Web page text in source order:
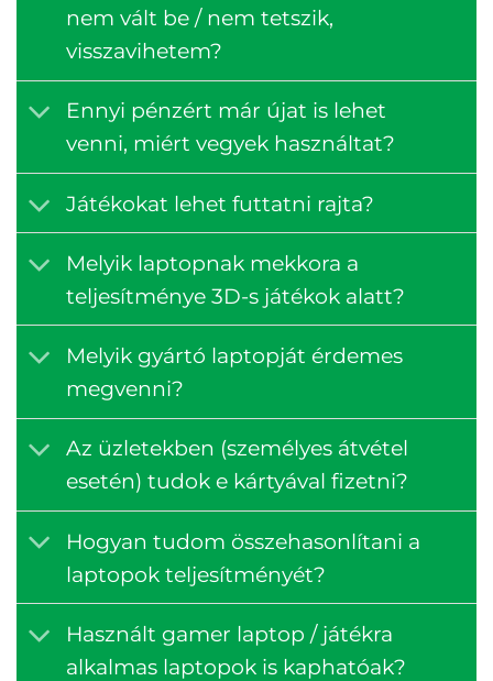
nem vált be / nem tetszik,
visszavihetem?
Ennyi pénzért már újat is lehet
venni, miért vegyek használtat?
Játékokat lehet futtatni rajta?
Melyik laptopnak mekkora a
teljesítménye 3D-s játékok alatt?
Melyik gyártó laptopját érdemes
megvenni?
Az üzletekben (személyes átvétel
esetén) tudok e kártyával fizetni?
Hogyan tudom összehasonlítani a
laptopok teljesítményét?
Használt gamer laptop / játékra
alkalmas laptopok is kaphatóak?